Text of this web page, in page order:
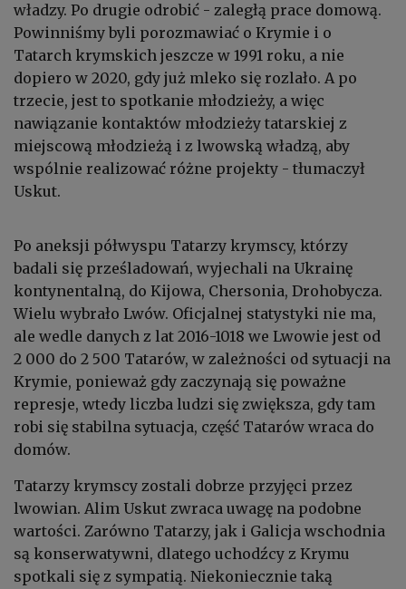
władzy. Po drugie odrobić - zaległą prace domową.
Powinniśmy byli porozmawiać o Krymie i o
Tatarch krymskich jeszcze w 1991 roku, a nie
dopiero w 2020, gdy już mleko się rozlało. A po
trzecie, jest to spotkanie młodzieży, a więc
nawiązanie kontaktów młodzieży tatarskiej z
miejscową młodzieżą i z lwowską władzą, aby
wspólnie realizować różne projekty - tłumaczył
Uskut.
Po aneksji półwyspu Tatarzy krymscy, którzy
badali się prześladowań, wyjechali na Ukrainę
kontynentalną, do Kijowa, Chersonia, Drohobycza.
Wielu wybrało Lwów. Oficjalnej statystyki nie ma,
ale wedle danych z lat 2016-1018 we Lwowie jest od
2 000 do 2 500 Tatarów, w zależności od sytuacji na
Krymie, ponieważ gdy zaczynają się poważne
represje, wtedy liczba ludzi się zwiększa, gdy tam
robi się stabilna sytuacja, część Tatarów wraca do
domów.
Tatarzy krymscy zostali dobrze przyjęci przez
lwowian. Alim Uskut zwraca uwagę na podobne
wartości. Zarówno Tatarzy, jak i Galicja wschodnia
są konserwatywni, dlatego uchodźcy z Krymu
spotkali się z sympatią. Niekoniecznie taką